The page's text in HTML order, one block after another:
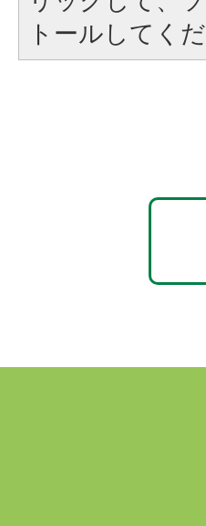
トールしてくだ